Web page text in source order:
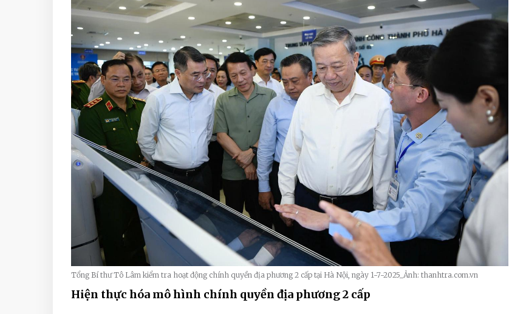
Tổng Bí thư Tô Lâm kiểm tra hoạt động chính quyền địa phương 2 cấp tại Hà Nội, ngày 1-7-2025_Ảnh: thanhtra.com.vn
Hiện thực hóa mô hình chính quyền địa phương 2 cấp